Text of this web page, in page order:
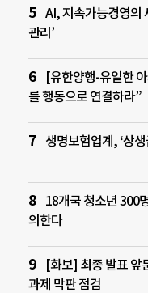
AI, 지속가능경영의
관리’
[유한양행-유일한
를 행동으로 연결하라”
생명보험업계, ‘상
18개국 청소년 300
의한다
[화보] 최종 발표 앞
과제 막판 점검